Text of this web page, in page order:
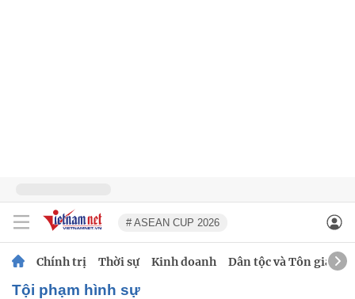
# ASEAN CUP 2026
Chính trị Thời sự Kinh doanh Dân tộc và Tôn giáo
tội phạm hình sự